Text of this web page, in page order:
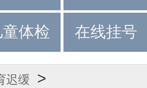
童体检 在线挂号
迟缓 >